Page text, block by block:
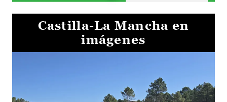
Castilla-La Mancha en
imágenes